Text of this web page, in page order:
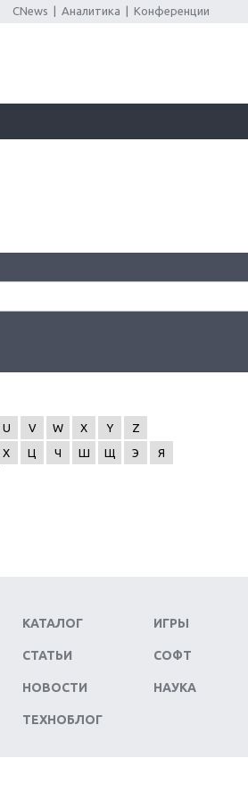
CNews Аналитика Конференции
U V W X Y
Z
Х Ц Ч Ш Щ Э
Я
КАТАЛОГ
СТАТЬИ
НОВОСТИ
ТЕХНОБЛОГ
ИГРЫ
СОФТ
НАУКА